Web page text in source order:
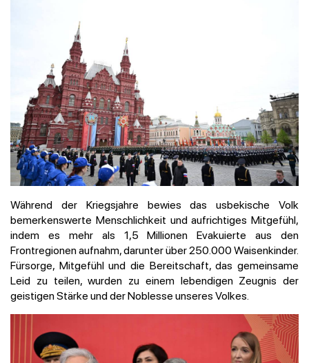
Während der Kriegsjahre bewies das usbekische Volk
bemerkenswerte Menschlichkeit und aufrichtiges Mitgefühl,
indem es mehr als 1,5 Millionen Evakuierte aus den
Frontregionen aufnahm, darunter über 250.000 Waisenkinder.
Fürsorge, Mitgefühl und die Bereitschaft, das gemeinsame
Leid zu teilen, wurden zu einem lebendigen Zeugnis der
geistigen Stärke und der Noblesse unseres Volkes.